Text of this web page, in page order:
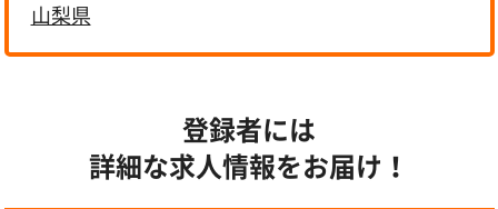
山梨県
登録者には
詳細な求人情報をお届け！